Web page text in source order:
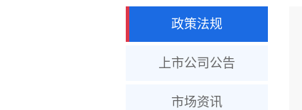
政策法规
上市公司公告
市场资讯